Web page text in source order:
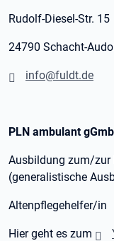
Rudolf-Diesel-Str. 15
24790 Schacht-
info@fuldt.de
PLN ambulant
Ausbildung zum/
(generalistische
Altenpflegehelfer/in
Hier geht es zum